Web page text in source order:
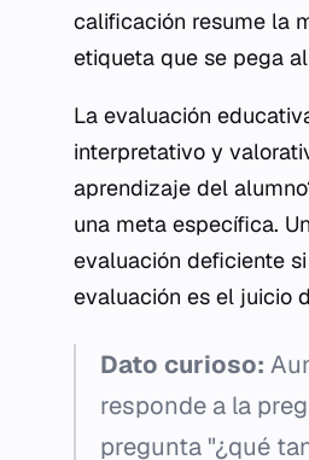
calificación resume la
etiqueta que se pega
La evaluación
interpretativo y
aprendizaje del
una meta específica.
evaluación deficiente
evaluación es el juicio
Dato curioso:
responde a la
pregunta "¿qué